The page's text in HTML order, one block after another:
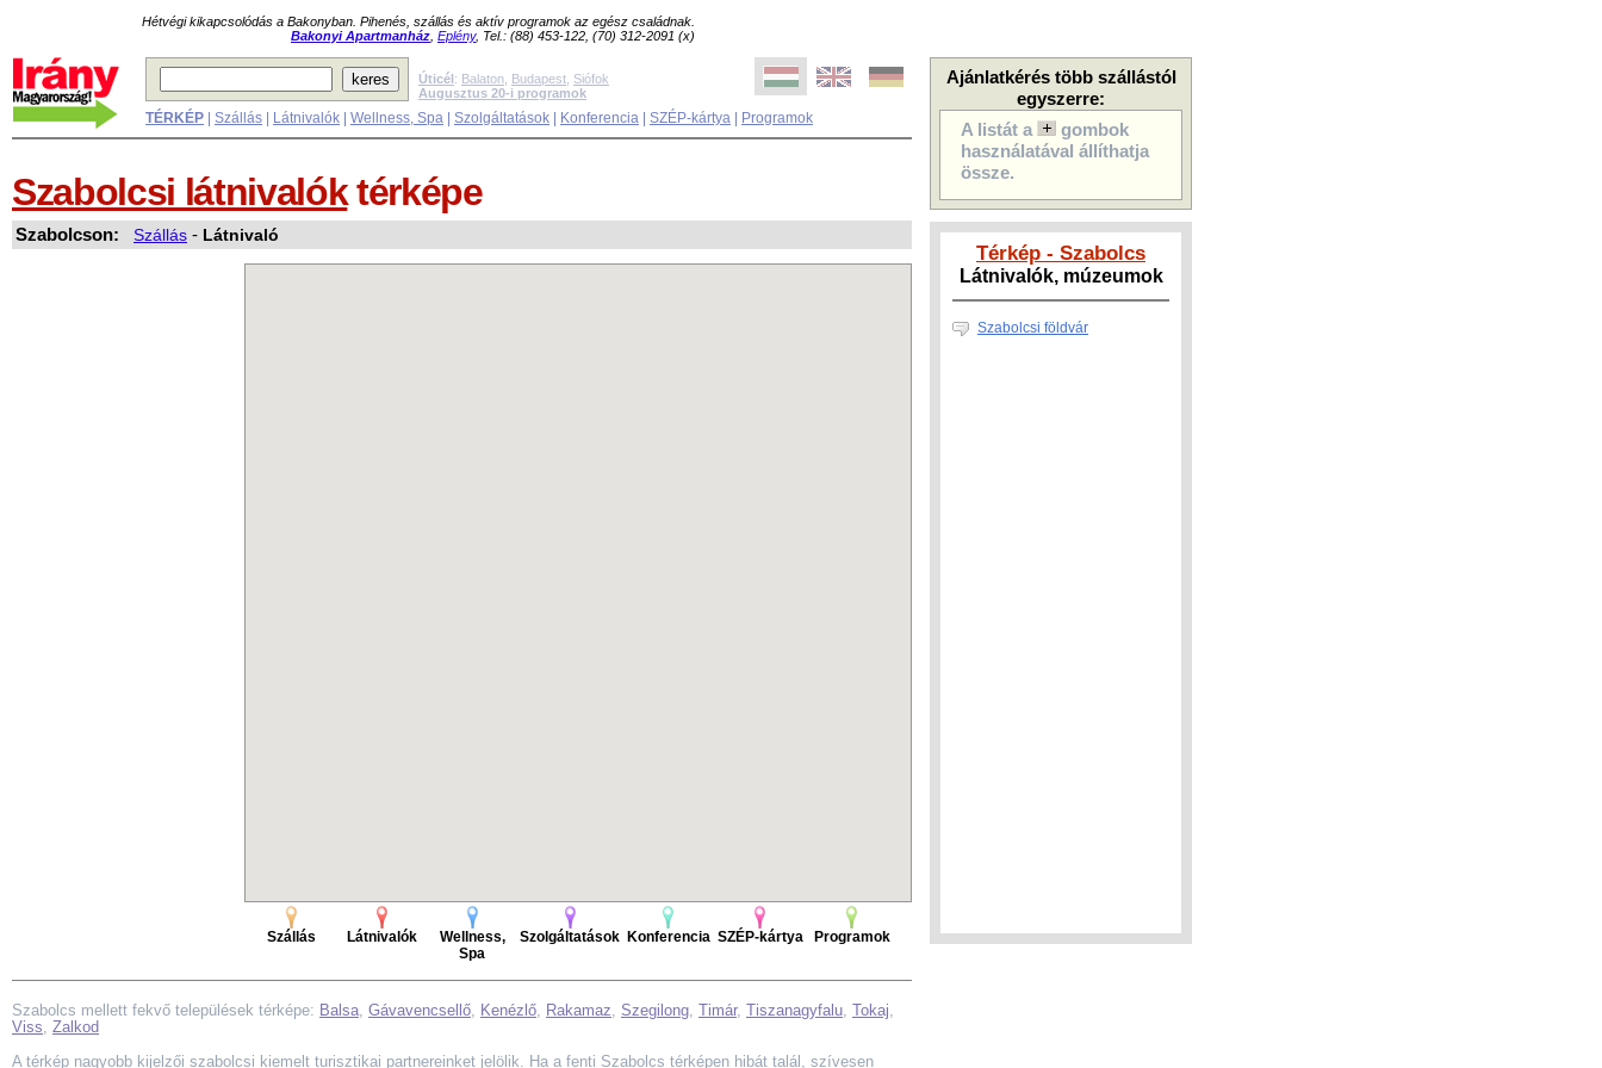
Hétvégi kikapcsolódás a Bakonyban. Pihenés, szállás és aktív programok az egész családnak.
Bakonyi Apartmanház Eplény, Tel.: (88) 453-122, (70) 312-2091 (x)
Ajánlatkérés több szállástól
egyszerre:
A listát a
gombok
használatával állíthatja
össze.
Térkép - Szabolcs
Látnivalók, múzeumok
Szabolcsi földvár
Úticél: Balaton Budapest Siófok
Augusztus 20-i programok
TÉRKÉP Szállás Látnivalók Wellness, Spa Szolgáltatások Konferencia SZÉP-kártya Programok
Szabolcsi látnivalóktérképe
Szabolcson: Szállás - Látnivaló
Szállás Látnivalók
Wellness,
Spa
Szolgáltatások Konferencia SZÉP-kártya Programok
Szabolcs mellett fekvő települések térképe: Balsa, Gávavencsellő, Kenézlő, Rakamaz, Szegilong, Timár, Tiszanagyfalu, Tokaj,
Viss, Zalkod
A térkép nagyobb kijelzői szabolcsi kiemelt turisztikai partnereinket jelölik. Ha a fenti Szabolcs térképen hibát talál, szívesen